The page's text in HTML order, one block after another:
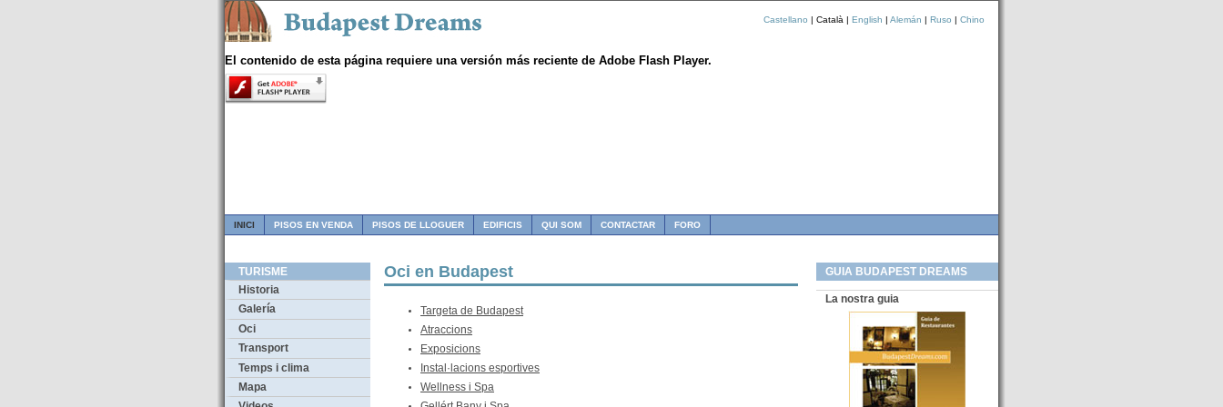
Castellano | Català | English | Alemán | Ruso | Chino
El contenido de esta página requiere una versión más reciente de Adobe Flash Player.
INICI PISOS EN VENDA PISOS DE LLOGUER EDIFICIS QUI SOM CONTACTAR FORO
TURISME
Historia
Galería
Oci
Transport
Temps i clima
Mapa
Oci en Budapest
Targeta de Budapest
Atraccions
Exposicions
Instal·lacions esportives
Wellness i Spa
GUIA BUDAPEST DREAMS
La nostra guia